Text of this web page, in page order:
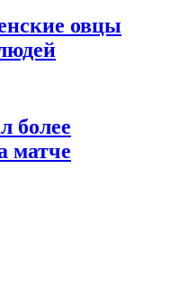
овцы
более
матче